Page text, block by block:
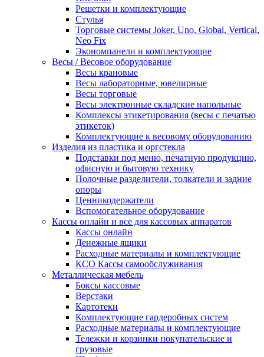
Решетки и комплектующие
Стулья
Торговые системы Joker, Uno, Global, Vertical,
Neo Fix
Экономпанели и комплектующие
Весы / Весовое оборудование
Весы крановые
Весы лабораторные, ювелирные
Весы торговые
Весы электронные складские напольные
Комплексы этикетирования (весы с печатью
этикеток)
Комплектующие к весовому оборудованию
Изделия из пластика и оргстекла
Подставки под меню, печатную продукцию,
офисную и бытовую технику
Полочные разделители, толкатели и задние
опоры
Ценникодержатели
Вспомогательное оборудование
Кассы онлайн и все для кассовых аппаратов
Кассы онлайн
Денежные ящики
Расходные материалы и комплектующие
КСО Кассы самообслуживания
Металлическая мебель
Боксы кассовые
Верстаки
Картотеки
Комплектующие гардеробных систем
Расходные материалы и комплектующие
Тележки и корзинки покупательские и
грузовые